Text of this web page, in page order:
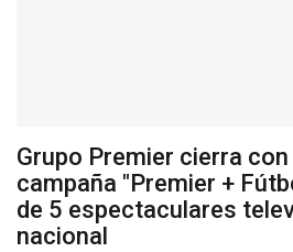
Grupo Premier cierra
campaña "Premier +
de 5 espectaculares
nacional